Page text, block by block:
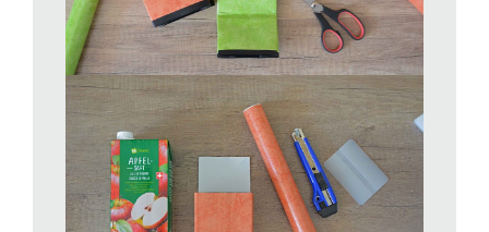
monete vere? Vi viene in soccorso un vecchio bricolage senza
tempo. Prendete alcune monete e mettetele su un piano,
sovrapponete un foglio di carta bianco e con la matita passate
“ricalcate” le monete finche non vi apparirà lo stampo. Questa
tecnica, si chiama frottage.
www.lostiledigio.ch